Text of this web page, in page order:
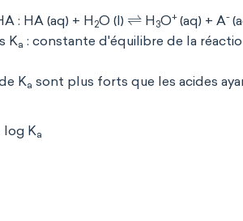
: HA (aq) + H 2O (l) ⇌ H 3O+(aq) + A-
Ka : constante d'équilibre de la
Ka sont plus forts que les acides
log Ka